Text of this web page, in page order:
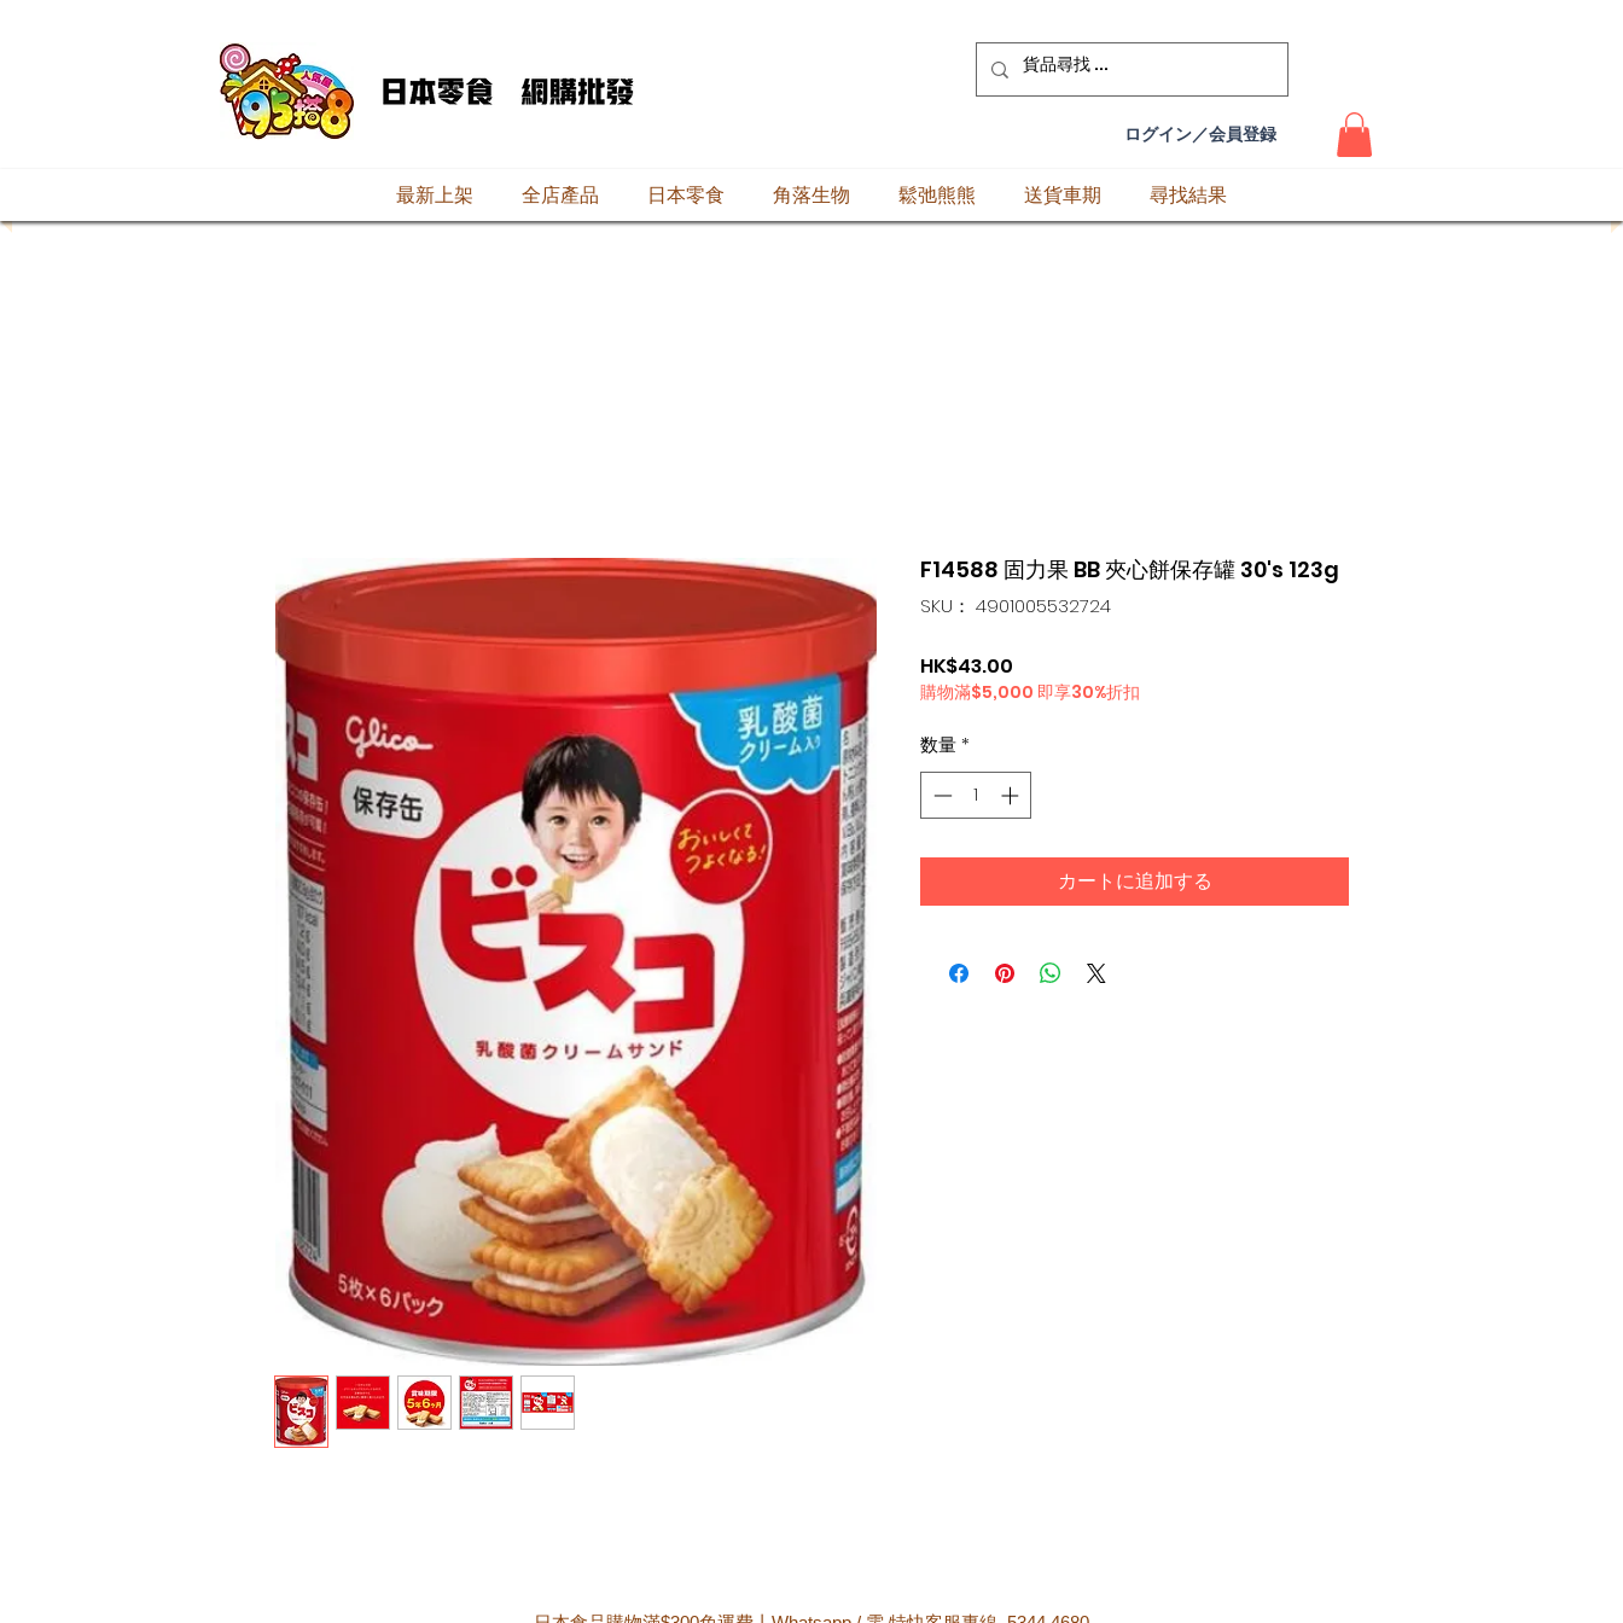
ログイン／会員登録
最新上架 全店產品 日本零食 角落生物 鬆弛熊熊 送貨車期 尋找結果
F14588 固力果 BB 夾心餅保存罐 30's 123g
SKU： 4901005532724
HK$43.00
格
購物滿$5,000 即享30%折扣
数量*
カートに追加する